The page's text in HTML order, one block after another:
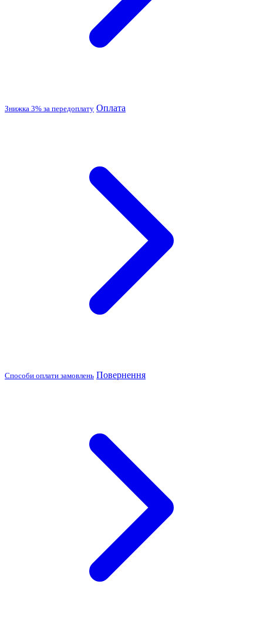
Знижка 3% за передоплату Оплата
Способи оплати замовлень Повернення